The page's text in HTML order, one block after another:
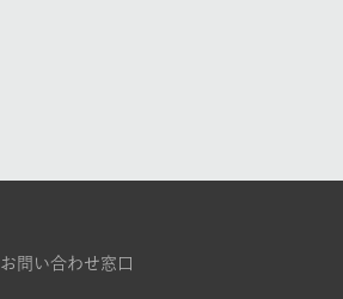
お問い合わせ窓口